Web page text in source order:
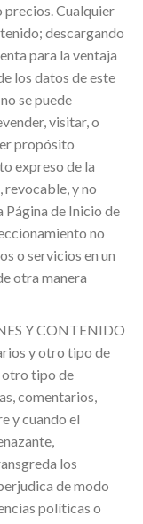
Cualquier
descargando
para la ventaja
los datos de este
se puede
visitar, o
propósito
expreso de la
revocable, y no
Página de Inicio de
no
o servicios en un
otra manera
Y CONTENIDO
y otro tipo de
otro tipo de
comentarios,
y cuando el
los
de modo
políticas o